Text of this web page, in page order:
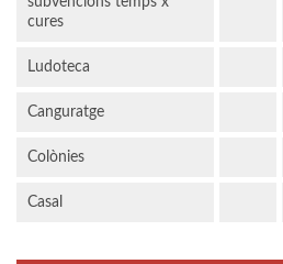
cures
Ludoteca
Canguratge
Colònies
Casal